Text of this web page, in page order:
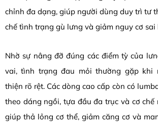
chỉnh đa dạng, giúp người dùng duy trì tư
chế tình trạng gù lưng và giảm nguy cơ sai
Nhờ sự nâng đỡ đúng các điểm tỳ của
vai, tình trạng đau mỏi thường gặp khi
thiện rõ rệt. Các dòng cao cấp còn có
theo dáng ngồi, tựa đầu đa trục và cơ
giúp thả lỏng cơ thể, giảm căng cơ và